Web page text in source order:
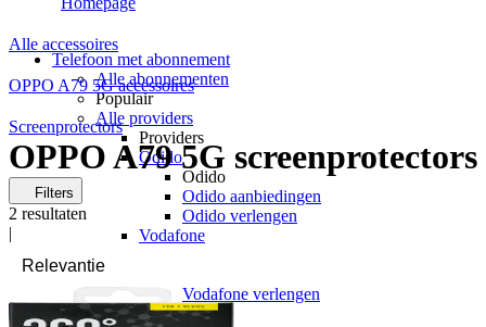
Telefoon met abonnement
Alle abonnementen
Populair
Alle providers
Providers
Odido
Odido
Odido aanbiedingen
Odido verlengen
Vodafone
Vodafone verlengen
KPN
Alle accessoires
OPPO A79 5G accessoires
Screenprotectors
OPPO A79 5G screenprotectors
Filters
2 resultaten
|